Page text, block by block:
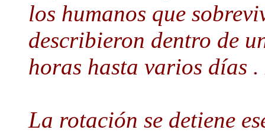
los humanos que
describieron dentro de
horas hasta varios días
La rotación se detiene